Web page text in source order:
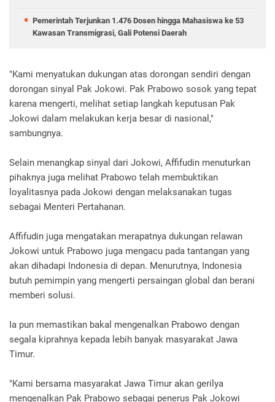
Pemerintah Terjunkan 1.476 Dosen hingga Mahasiswa ke 53
Kawasan Transmigrasi, Gali Potensi Daerah
"Kami menyatukan dukungan atas dorongan sendiri dengan
dorongan sinyal Pak Jokowi. Pak Prabowo sosok yang tepat
karena mengerti, melihat setiap langkah keputusan Pak
Jokowi dalam melakukan kerja besar di nasional,"
sambungnya.
Selain menangkap sinyal dari Jokowi, Affifudin menuturkan
pihaknya juga melihat Prabowo telah membuktikan
loyalitasnya pada Jokowi dengan melaksanakan tugas
sebagai Menteri Pertahanan.
Affifudin juga mengatakan merapatnya dukungan relawan
Jokowi untuk Prabowo juga mengacu pada tantangan yang
akan dihadapi Indonesia di depan. Menurutnya, Indonesia
butuh pemimpin yang mengerti persaingan global dan berani
memberi solusi.
Ia pun memastikan bakal mengenalkan Prabowo dengan
segala kiprahnya kepada lebih banyak masyarakat Jawa
Timur.
"Kami bersama masyarakat Jawa Timur akan gerilya
mengenalkan Pak Prabowo sebagai penerus Pak Jokowi